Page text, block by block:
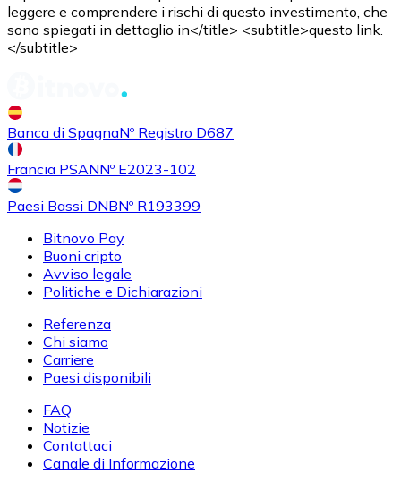
leggere e comprendere i rischi di questo investimento, che
sono spiegati in dettaglio in</title> <subtitle>questo link.
</subtitle>
Banca di SpagnaNº Registro D687
Francia PSANNº E2023-102
Paesi Bassi DNBNº R193399
Bitnovo Pay
Buoni cripto
Avviso legale
Politiche e Dichiarazioni
Referenza
Chi siamo
Carriere
Paesi disponibili
FAQ
Notizie
Contattaci
Canale di Informazione